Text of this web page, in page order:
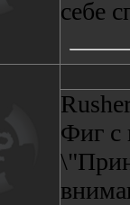
себе
Фиг с